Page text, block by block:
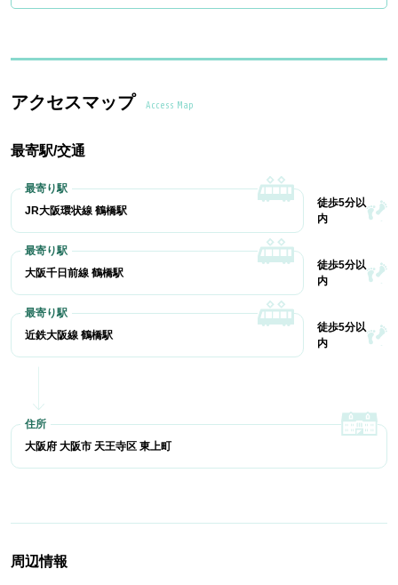
アクセスマップ Access Map
最寄駅/交通
JR大阪環状線 鶴橋駅
徒歩5分以
内
大阪千日前線 鶴橋駅
徒歩5分以
内
近鉄大阪線 鶴橋駅
徒歩5分以
内
大阪府 大阪市 天王寺区 東上町
周辺情報